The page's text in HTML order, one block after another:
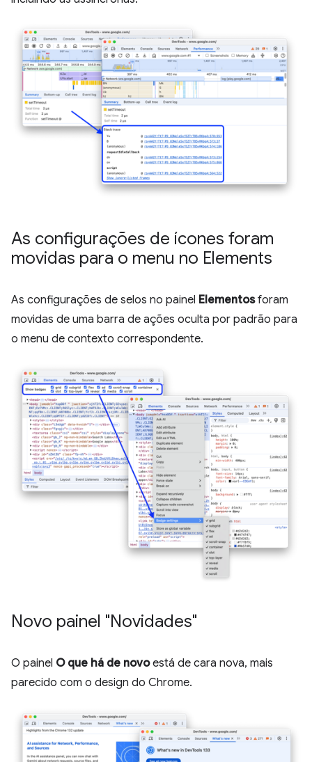
As configurações de ícones foram
movidas para o menu no Elements
As configurações de selos no painel Elementosforam
movidas de uma barra de ações oculta por padrão para
o menu de contexto correspondente.
Novo painel "Novidades"
O painel O que há de novoestá de cara nova, mais
parecido com o design do Chrome.